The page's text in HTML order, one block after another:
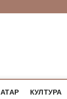
АТАР КУЛТУРА